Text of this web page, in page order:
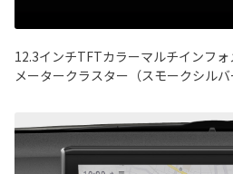
12.3インチTFTカラーマルチインフ
メータークラスター（スモークシルバ